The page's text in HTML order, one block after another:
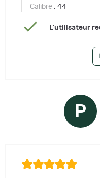
Calibre : 44
L'utilisateur
P